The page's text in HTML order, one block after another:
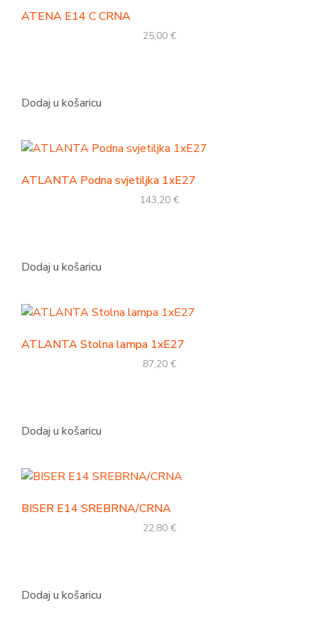
ATENA E14 C CRNA
25,00 €
Dodaj u košaricu
ATLANTA Podna svjetiljka 1xE27
143,20 €
Dodaj u košaricu
ATLANTA Stolna lampa 1xE27
87,20 €
Dodaj u košaricu
BISER E14 SREBRNA/CRNA
22,80 €
Dodaj u košaricu